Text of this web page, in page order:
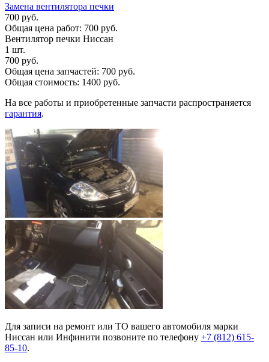
Замена вентилятора печки
700 руб.
Общая цена работ: 700 руб.
Вентилятор печки Ниссан
1 шт.
700 руб.
Общая цена запчастей: 700 руб.
Общая стоимость: 1400 руб.
На все работы и приобретенные запчасти распространяется
гарантия.
Для записи на ремонт или ТО вашего автомобиля марки
Ниссан или Инфинити позвоните по телефону +7 (812) 615-
85-10.